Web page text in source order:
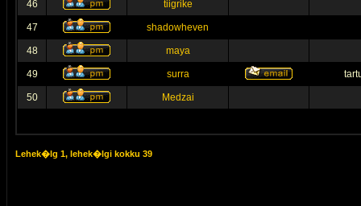
46 tiigrike
47 shadowheven
48 maya
49 surra
50 Medzai
Lehek�lg 1, lehek�lgi kokku 39